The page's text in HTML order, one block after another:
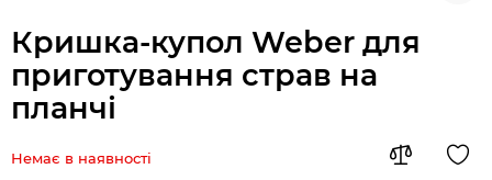
Кришка-купол Weber для
приготування страв на
планчі
Немає в наявності